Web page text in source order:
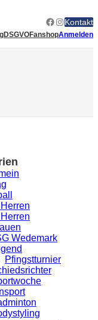
Facebook
Instagram
Kontakt
DSGVOFanshopAnmelden
Wedemark
Pfingstturnier